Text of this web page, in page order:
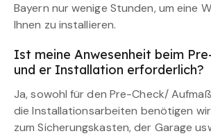
Bayern nur wenige Stunden, um eine
Ihnen zu installieren.
Ist meine Anwesenheit beim
und er Installation erforderlich?
Ja, sowohl für den Pre-Check/
die Installationsarbeiten benötigen
zum Sicherungskasten, der Garage